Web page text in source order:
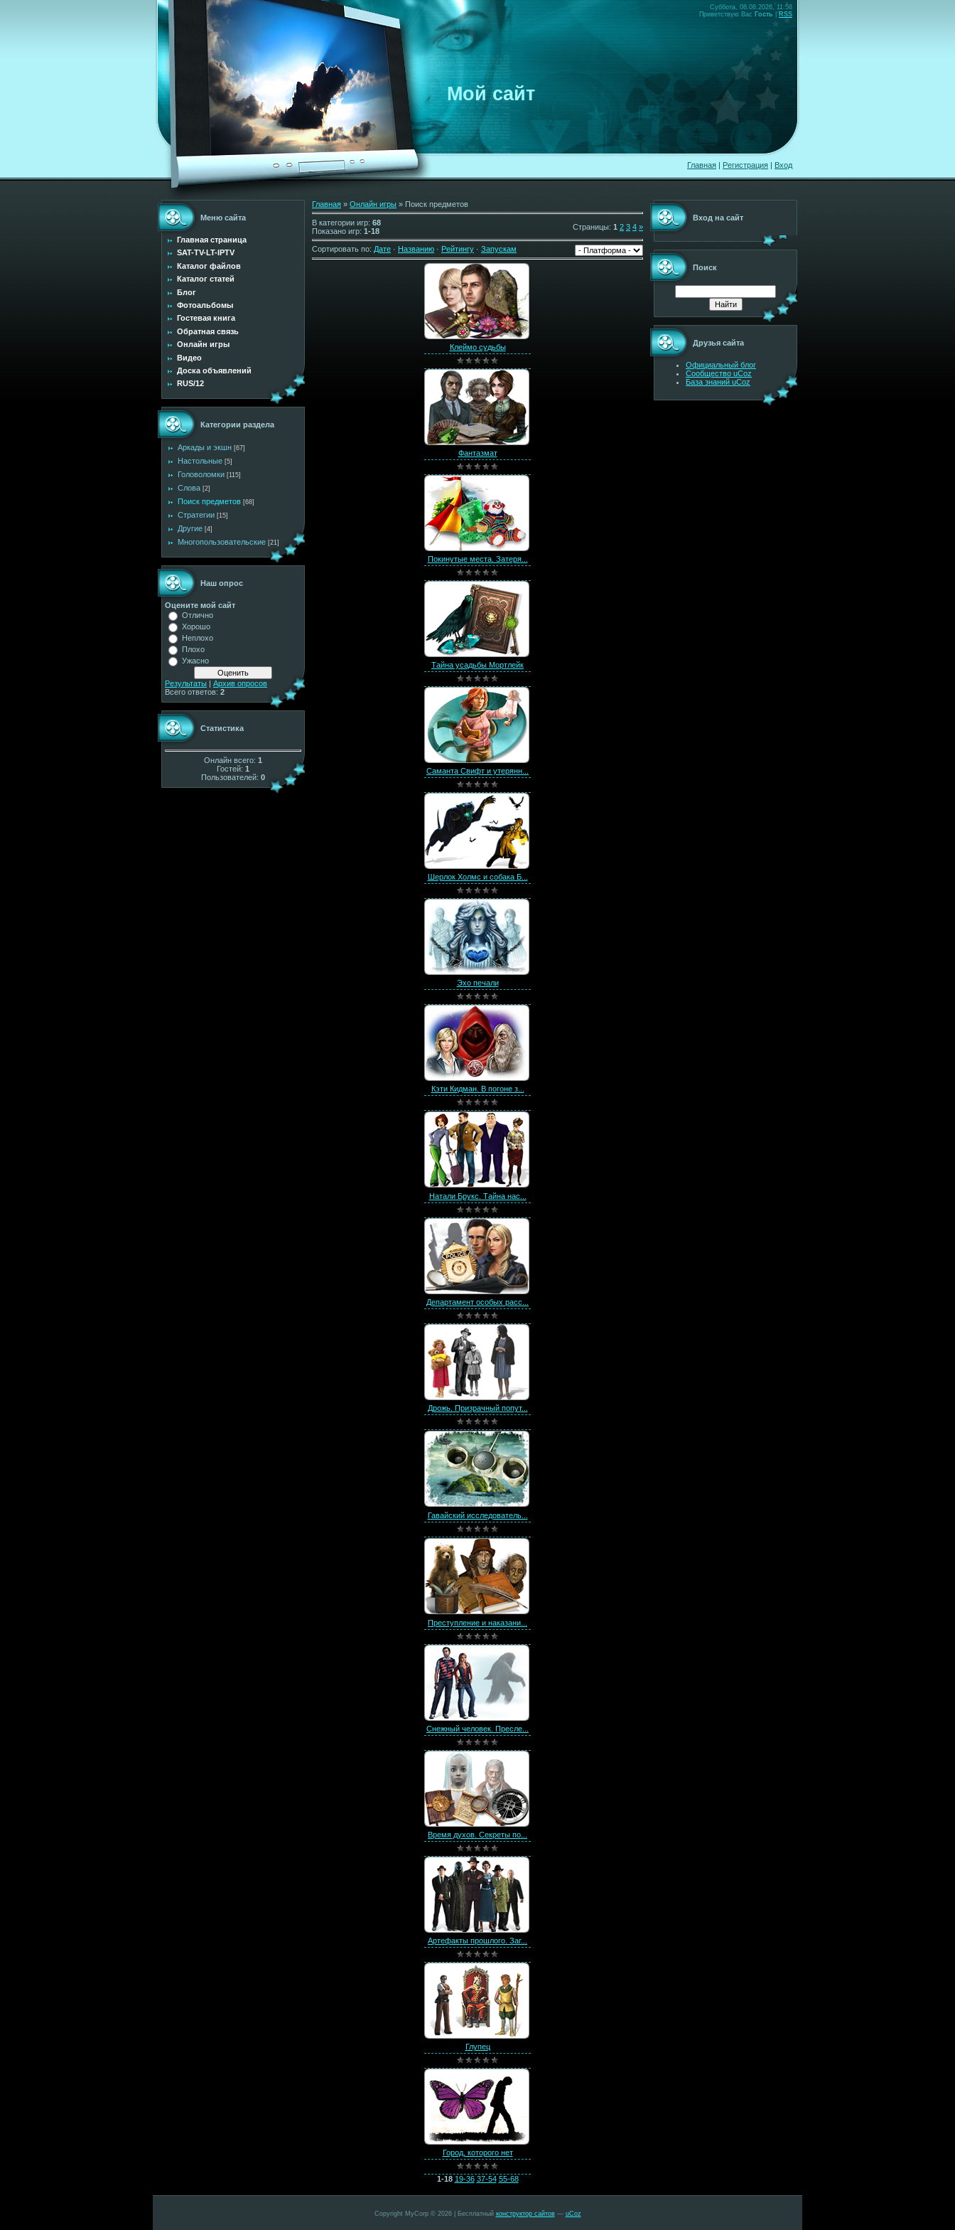
Суббота, 08.08.2026, 11:58
Приветствую Вас Гость |RSS
Мой сайт
Главная | Регистрация | Вход
Меню сайта
Главная страница
SAT-TV-LT-IPTV
Каталог файлов
Каталог статей
Блог
Фотоальбомы
Гостевая книга
Обратная связь
Онлайн игры
Видео
Доска объявлений
RUS/12
Категории раздела
Аркады и экшн [67]
Настольные [5]
Головоломки [115]
Слова [2]
Поиск предметов [68]
Стратегии [15]
Другие [4]
Многопользовательские [21]
Наш опрос
Оцените мой сайт
Отлично
Хорошо
Неплохо
Плохо
Ужасно
Результаты | Архив опросов
Всего ответов: 2
Статистика
Онлайн всего: 1
Гостей: 1
Пользователей: 0
Главная » Онлайн игры » Поиск предметов
В категории игр: 68
Показано игр: 1-18 Страницы: 1 2 3 4 »
Сортировать по: Дате · Названию · Рейтингу · Запускам
Клеймо судьбы
Фантазмат
Покинутые места. Затеря...
Тайна усадьбы Мортлейк
Саманта Свифт и утерянн...
Шерлок Холмс и собака Б...
Эхо печали
Кэти Кидман. В погоне з...
Натали Брукс. Тайна нас...
Департамент особых расс...
Дрожь. Призрачный попут...
Гавайский исследователь...
Преступление и наказани...
Снежный человек. Пресле...
Время духов. Секреты по...
Артефакты прошлого. Заг...
Глупец
Город, которого нет
1-18 19-36 37-54 55-68
Вход на сайт
Поиск
Друзья сайта
Официальный блог
Сообщество uCoz
База знаний uCoz
Copyright MyCorp © 2026| Бесплатный конструктор сайтов— uCoz